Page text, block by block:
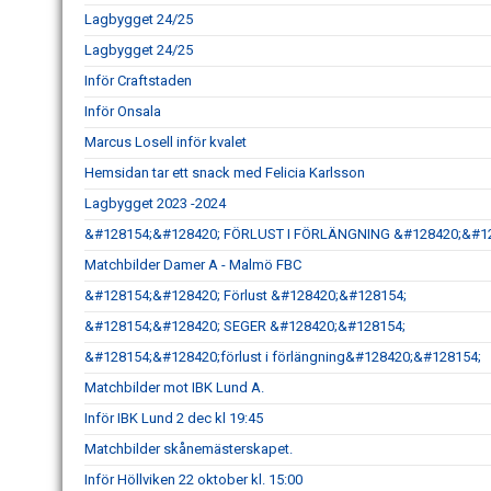
Lagbygget 24/25
Lagbygget 24/25
Inför Craftstaden
Inför Onsala
Marcus Losell inför kvalet
Hemsidan tar ett snack med Felicia Karlsson
Lagbygget 2023 -2024
&#128154;&#128420; FÖRLUST I FÖRLÄNGNING
Matchbilder Damer A - Malmö FBC
&#128154;&#128420; Förlust &#128420;&#128154;
&#128154;&#128420; SEGER &#128420;&#128154;
&#128154;&#128420;förlust i förlängning&#128420;&#128154;
Matchbilder mot IBK Lund A.
Inför IBK Lund 2 dec kl 19:45
Matchbilder skånemästerskapet.
Inför Höllviken 22 oktober kl. 15:00